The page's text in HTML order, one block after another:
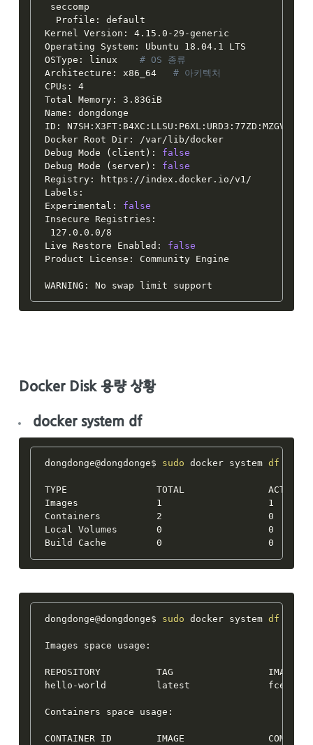
seccomp
  Profile: default
Kernel Version: 4.15.0-29-generic
Operating System: Ubuntu 18.04.1 LTS
OSType: linux # OS 종류
Architecture: x86_64 # 아키텍처
CPUs: 4
Total Memory: 3.83GiB
Name: dongdonge
ID:
Docker Root Dir: /var/lib/docker
Debug Mode
( client ) : false
Debug Mode
( server ) : false
Registry: https://index.docker.io/v1/
Labels:
Experimental: false
Insecure Registries:
127.0.0.0/8
Live Restore Enabled: false
Product License: Community Engine
Docker Disk 용량 상황
docker system df
dongdonge@dongdonge$ sudo docker system df
TYPE                TOTAL               ACTIVE
Images              1                   1
Containers          2                   0
Local Volumes       0                   0
dongdonge@dongdonge$ sudo docker system df
Images space usage:
REPOSITORY          TAG                 IMAGE
hello-world         latest
Containers space usage:
CONTAINER ID        IMAGE